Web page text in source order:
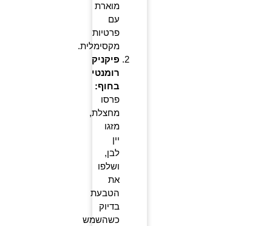
מוארת
עם
פרטיות
מקסימלית.
פיקניק
רומנטי
בחוף:
פרסו
מחצלת,
מזגו
יין
לבן,
ושלפו
את
הטבעת
בדיוק
כשהשמש